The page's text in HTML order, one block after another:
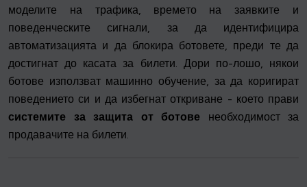
моделите на трафика, времето на заявките и
поведенческите сигнали, за да идентифицира
автоматизацията и да блокира ботовете, преди те да
достигнат до касата за билети. Дори по-лошо, някои
ботове използват машинно обучение, за да коригират
поведението си и да избегнат откриване - което прави
системите за защита от ботове необходимост за
продавачите на билети.